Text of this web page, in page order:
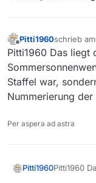
Gruß
Offline
Pitti1960schrieb am
zuletzt
Pitti1960 Das liegt
Staffel war,
Nummerierung
Per aspera ad astra
Pitti1960Pitti1960